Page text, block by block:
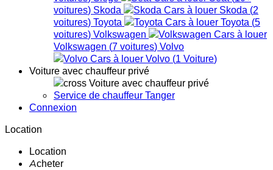
voitures) Skoda Skoda (2
voitures) Toyota Toyota (5
voitures) Volkswagen
Volkswagen (7 voitures) Volvo
Volvo (1 Voiture)
Voiture avec chauffeur privé
Voiture avec chauffeur privé
Service de chauffeur Tanger
Connexion
Location
Location
Acheter